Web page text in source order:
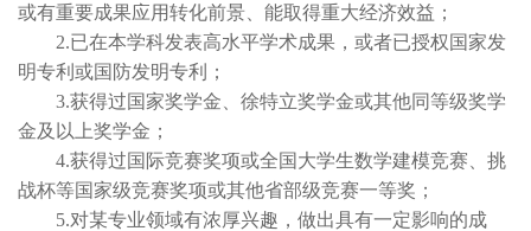
或有重要成果应用转化前景、能取得重大经济效益；
2.已在本学科发表高水平学术成果，或者已授权国家发
明专利或国防发明专利；
3.获得过国家奖学金、徐特立奖学金或其他同等级奖学
金及以上奖学金；
4.获得过国际竞赛奖项或全国大学生数学建模竞赛、挑
战杯等国家级竞赛奖项或其他省部级竞赛一等奖；
5.对某专业领域有浓厚兴趣，做出具有一定影响的成